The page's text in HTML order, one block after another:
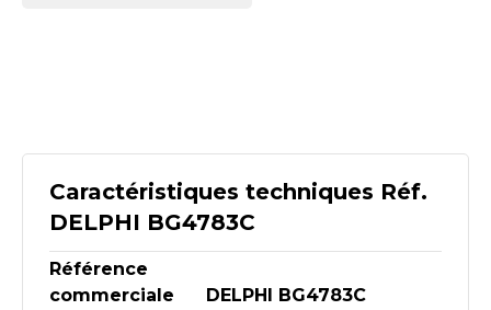
Caractéristiques techniques Réf.
DELPHI BG4783C
Référence
commerciale
DELPHI BG4783C